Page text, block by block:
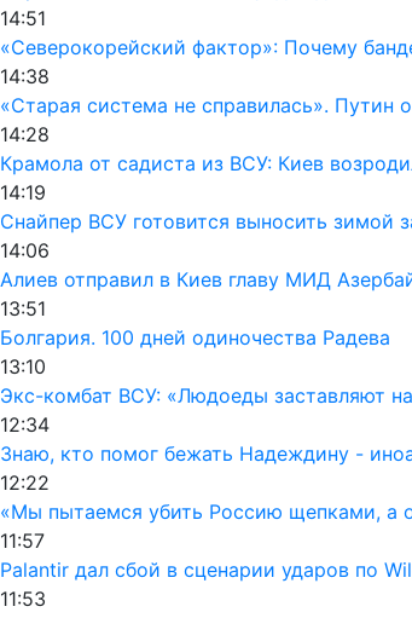
14:51
«Северокорейский фактор»: Почему
14:38
«Старая система не справилась».
14:28
Крамола от садиста из ВСУ: Киев
14:19
Снайпер ВСУ готовится выносить зимой
14:06
Алиев отправил в Киев главу МИД
13:51
Болгария. 100 дней одиночества Радева
13:10
Экс-комбат ВСУ: «Людоеды заставляют
12:34
Знаю, кто помог бежать Надеждину -
12:22
«Мы пытаемся убить Россию щепками, а
11:57
Palantir дал сбой в сценарии ударов по
11:53